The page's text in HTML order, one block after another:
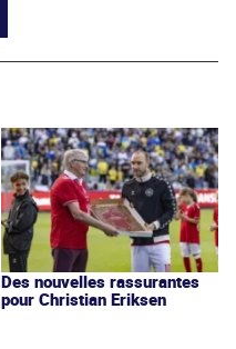
Des nouvelles rassurantes
pour Christian Eriksen